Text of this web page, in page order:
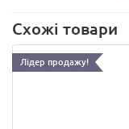
Схожі товари
Лідер продажу!